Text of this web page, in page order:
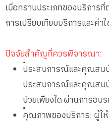
เมื่อทราบประเภทของบริการ
การเปรียบเทียบบริการและค่า
ปัจจัยสำคัญที่ควรพิจารณา:
•
ประสบการณ์และคุณสม
ประสบการณ์และคุณสม
ป่วยเพียงใด ผ่านการอบ
•
คุณภาพของบริการ: ผู้ใ